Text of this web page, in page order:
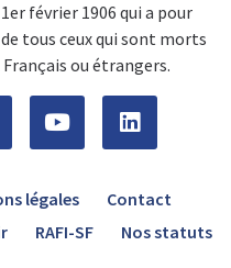
février 1906 qui a pour
tous ceux qui sont morts
ou étrangers.
légales
Contact
RAFI-SF Nos statuts